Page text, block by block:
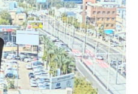
בחירת
אפשרות